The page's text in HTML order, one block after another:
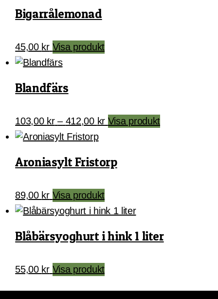
Bigarrålemonad
45,00 kr Visa produkt
Blandfärs
103,00 kr – 412,00 krPrisintervall:
412,00 kr
Visa produktDen
kan
Aroniasylt Fristorp
89,00 kr Visa produkt
Blåbärsyoghurt i hink 1 liter
55,00 kr Visa produkt